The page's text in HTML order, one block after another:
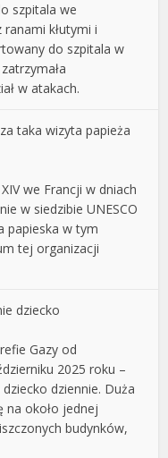
szpitala we
kłutymi i
do szpitala w
w atakach.
taka wizyta papieża
we Francji w dniach
w siedzibie UNESCO
papieska w tym
tej organizacji
dziecko
Gazy od
2025 roku –
dziennie. Duża
na około jednej
budynków,